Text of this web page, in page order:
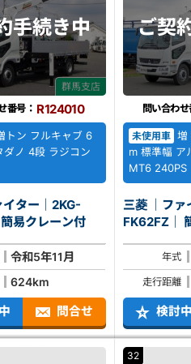
群馬支店
手続き中
番号： R124010
トン フルキャブ 6
ダノ 4段 ラジコン
イター｜2KG-
FK62FZ｜ 簡易クレーン付
令和5年11月
624km
問合せ
ご契
問い合わせ
未使用車 増
m 標準幅 ア
MT6 240PS
三菱 ｜ファ
年式
走行距離
検討中
32